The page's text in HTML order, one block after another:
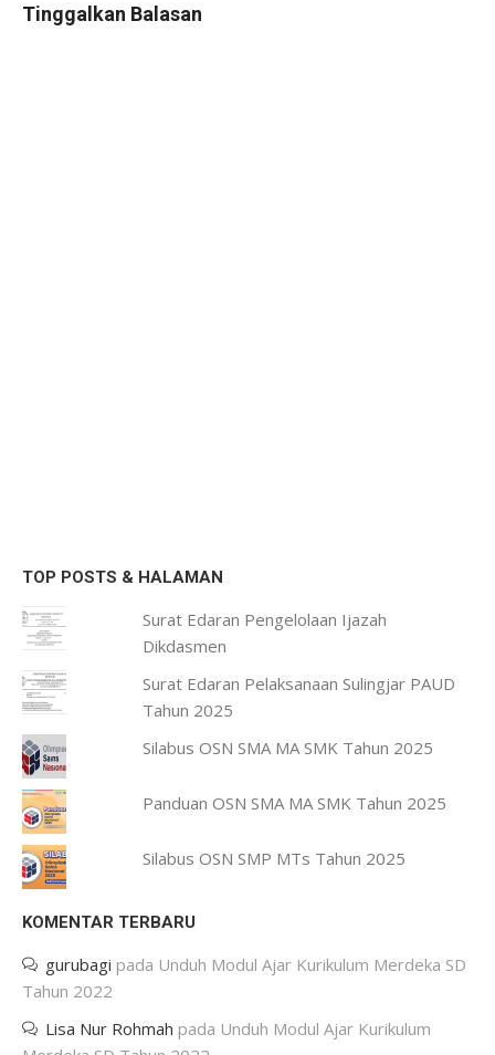
Tinggalkan Balasan
TOP POSTS & HALAMAN
Surat Edaran Pengelolaan Ijazah
Dikdasmen
Surat Edaran Pelaksanaan Sulingjar PAUD
Tahun 2025
Silabus OSN SMA MA SMK Tahun 2025
Panduan OSN SMA MA SMK Tahun 2025
Silabus OSN SMP MTs Tahun 2025
KOMENTAR TERBARU
gurubagi pada Unduh Modul Ajar Kurikulum Merdeka SD
Tahun 2022
Lisa Nur Rohmah pada Unduh Modul Ajar Kurikulum